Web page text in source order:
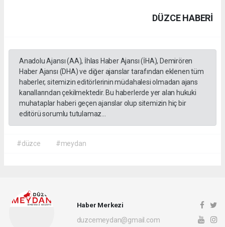
DÜZCE HABERİ
Anadolu Ajansı (AA), İhlas Haber Ajansı (İHA), Demirören
Haber Ajansı (DHA) ve diğer ajanslar tarafından eklenen tüm
haberler, sitemizin editörlerinin müdahalesi olmadan ajans
kanallarından çekilmektedir. Bu haberlerde yer alan hukuki
muhataplar haberi geçen ajanslar olup sitemizin hiç bir
editörü sorumlu tutulamaz...
#düzce #meydan
Haber Merkezi
duzcemeydan@gmail.com